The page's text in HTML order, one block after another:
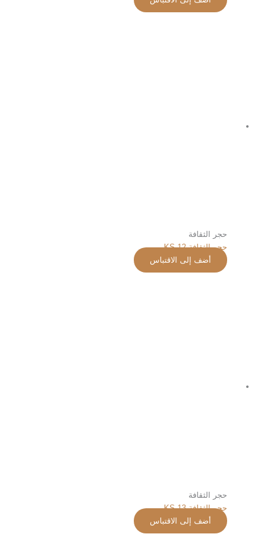
حجر الثقافة
حجر الثقافة KS-12
أضف إلى الاقتباس
حجر الثقافة
حجر الثقافة KS-13
أضف إلى الاقتباس